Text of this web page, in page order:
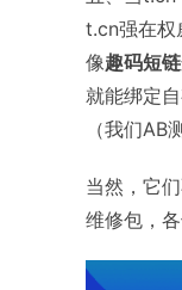
t.cn强在权
像趣码短链
就能绑定
（我们AB
当然，它
维修包，各